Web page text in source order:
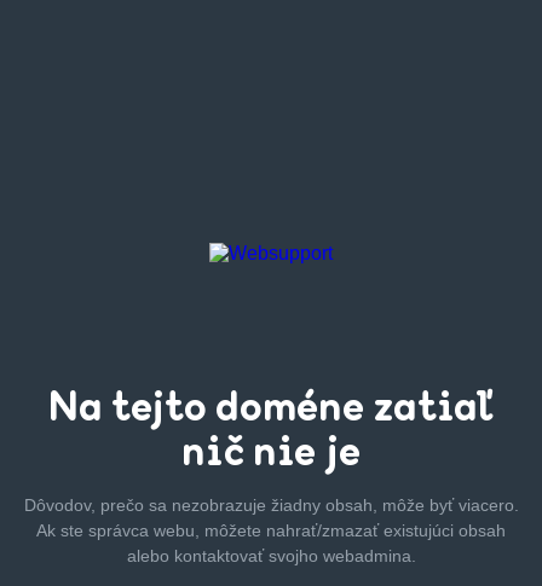
Na tejto doméne zatiaľ
nič nie je
Dôvodov, prečo sa nezobrazuje žiadny obsah, môže byťviacero.
Ak ste správca webu, môžete nahrať/zmazaťexistujúci obsah
alebo kontaktovať svojho webadmina.